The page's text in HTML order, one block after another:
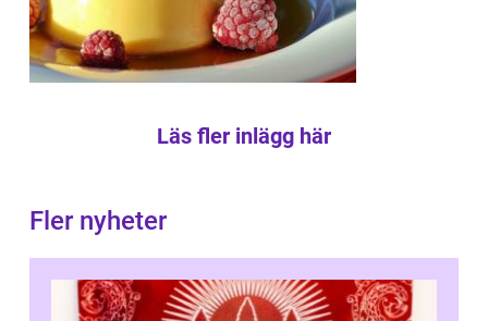
Läs fler inlägg här
Fler nyheter